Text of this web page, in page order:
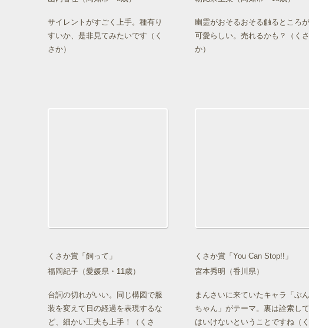
山内香佳（高知市・8歳）
サイレントがすごく上手。種有り
すいか、是非見てみたいです（く
さか）
朝比奈里菜（高知市・16歳）
幽霊がおそるおそる触るところが
可愛らしい。売れるかも？（くさ
か）
くさか賞「飼って」
福岡紀子（愛媛県・11歳）
台詞の切れがいい。同じ構図で服
装を変えて日の経過を表現するな
くさか賞「You Can Stop!!」
宮本秀明（香川県）
まんさいに来ていたキャラ「ぶん
ちゃん」がテーマ。裏は詮索して